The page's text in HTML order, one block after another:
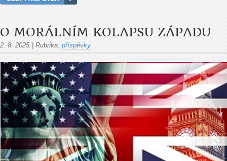
O MORÁLNÍM KOLAPSU ZÁPADU
2. 8. 2025 Rubrika: příspěvky